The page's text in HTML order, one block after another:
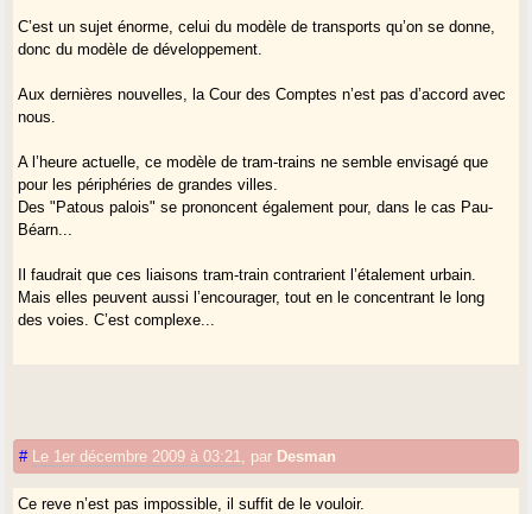
C’est un sujet énorme, celui du modèle de transports qu’on se donne,
donc du modèle de développement.
Aux dernières nouvelles, la Cour des Comptes n’est pas d’accord avec
nous.
A l’heure actuelle, ce modèle de tram-trains ne semble envisagé que
pour les périphéries de grandes villes.
Des "Patous palois" se prononcent également pour, dans le cas Pau-
Béarn...
Il faudrait que ces liaisons tram-train contrarient l’étalement urbain.
Mais elles peuvent aussi l’encourager, tout en le concentrant le long
des voies. C’est complexe...
# Le 1er décembre 2009 à 03:21 par Desman
Ce reve n’est pas impossible, il suffit de le vouloir.